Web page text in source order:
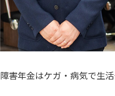
障害年金はケガ・病気で生